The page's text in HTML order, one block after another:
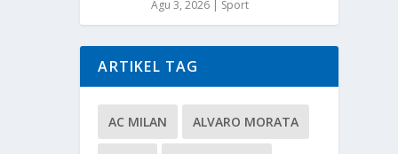
Agu 3, 2026 | Sport
ARTIKEL TAG
AC MILAN ALVARO MORATA